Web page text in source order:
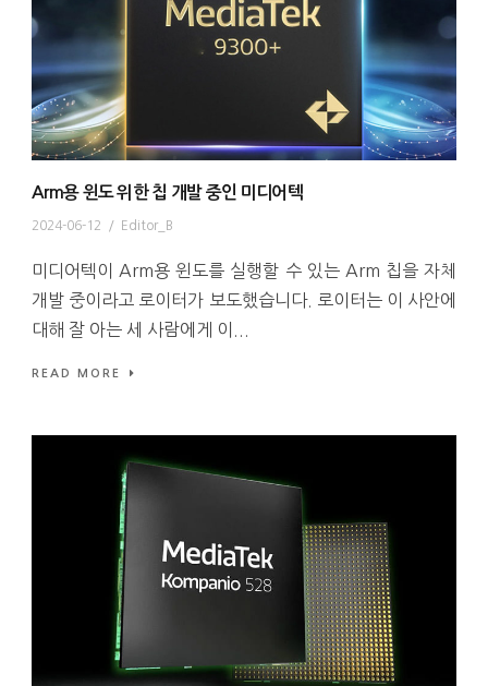
Arm용 윈도 위한 칩 개발 중인 미디어텍
2024-06-12 / Editor_B
미디어텍이 Arm용 윈도를 실행할 수 있는 Arm 칩을 자체
개발 중이라고 로이터가 보도했습니다. 로이터는 이 사안에
대해 잘 아는 세 사람에게 이...
READ MORE